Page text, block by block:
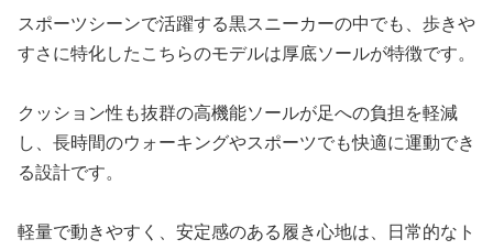
スポーツシーンで活躍する黒スニーカーの中でも、歩きや
すさに特化したこちらのモデルは厚底ソールが特徴です。
クッション性も抜群の高機能ソールが足への負担を軽減
し、長時間のウォーキングやスポーツでも快適に運動でき
る設計です。
軽量で動きやすく、安定感のある履き心地は、日常的なト